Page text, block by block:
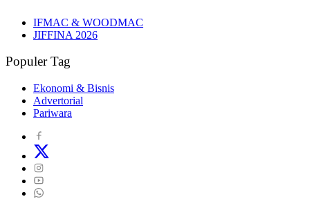
IFMAC & WOODMAC
JIFFINA 2026
Populer Tag
Ekonomi & Bisnis
Advertorial
Pariwara